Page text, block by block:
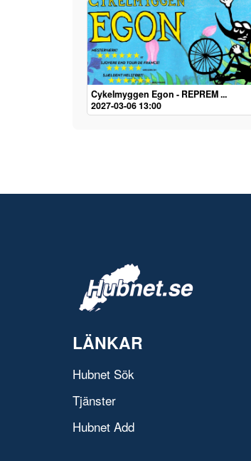
Cykelmyggen Egon - REPREM ...
2027-03-06 13:00
LÄNKAR
Hubnet Sök
Tjänster
Hubnet Add